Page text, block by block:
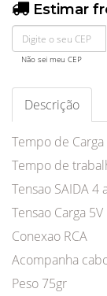
Estimar
Não sei meu CEP
Descrição
Tempo de
Tempo de
Tensao SAIDA 4
Tensao Carga
Conexao RCA
Acompanha
Peso 75gr